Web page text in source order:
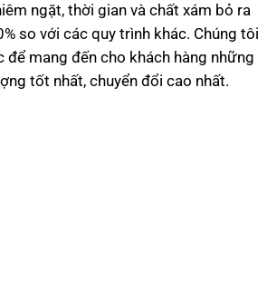
ngặt, thời gian và chất xám bỏ ra
so với các quy trình khác. Chúng tôi
để mang đến cho khách hàng những
tốt nhất, chuyển đổi cao nhất.